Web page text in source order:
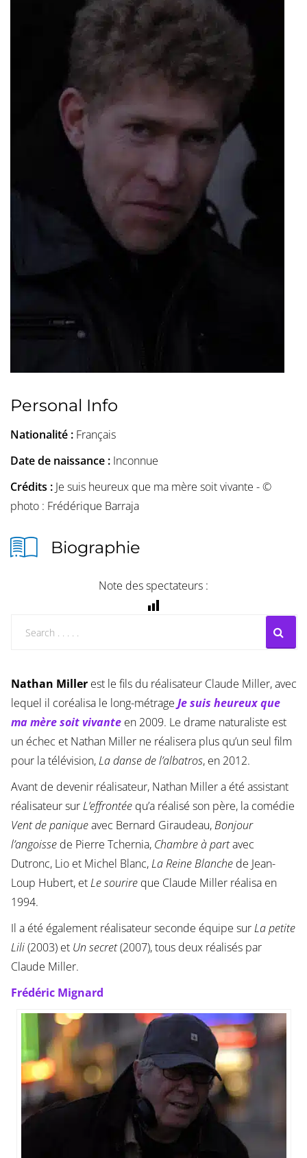
Personal Info
Nationalité : Français
Date de naissance : Inconnue
Crédits : Je suis heureux que ma mère soit vivante - ©
photo : Frédérique Barraja
Biographie
Note des spectateurs :
Nathan Millerest le fils du réalisateur Claude Miller, avec
lequel il coréalisa le long-métrage Je suis heureux que
ma mère soit vivanteen 2009. Le drame naturaliste est
un échec et Nathan Miller ne réalisera plus qu’un seul film
pour la télévision,La danse de l’albatros, en 2012.
Avant de devenir réalisateur, Nathan Miller a été assistant
réalisateur surL’effrontéequ’a réalisé son père, la comédie
Vent de paniqueavec Bernard Giraudeau,Bonjour
l’angoissede Pierre Tchernia, Chambre à partavec
Dutronc, Lio et Michel Blanc,La Reine Blanchede Jean-
Loup Hubert, etLe sourireque Claude Miller réalisa en
1994.
Il a été également réalisateur seconde équipe surLa petite
Lili(2003) etUn secret(2007), tous deux réalisés par
Claude Miller.
Frédéric Mignard